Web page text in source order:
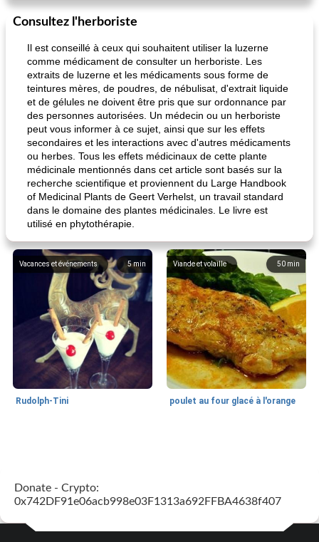
Consultez l'herboriste
Il est conseillé à ceux qui souhaitent utiliser la luzerne
comme médicament de consulter un herboriste. Les
extraits de luzerne et les médicaments sous forme de
teintures mères, de poudres, de nébulisat, d'extrait liquide
et de gélules ne doivent être pris que sur ordonnance par
des personnes autorisées. Un médecin ou un herboriste
peut vous informer à ce sujet, ainsi que sur les effets
secondaires et les interactions avec d'autres médicaments
ou herbes. Tous les effets médicinaux de cette plante
médicinale mentionnés dans cet article sont basés sur la
recherche scientifique et proviennent du Large Handbook
of Medicinal Plants de Geert Verhelst, un travail standard
dans le domaine des plantes médicinales. Le livre est
utilisé en phytothérapie.
5min
Vacances et événements
Rudolph-Tini
50 min
Viande et volaille
poulet au four glacé à l'orange
Donate - Crypto:
0x742DF91e06acb998e03F1313a692FFBA4638f407